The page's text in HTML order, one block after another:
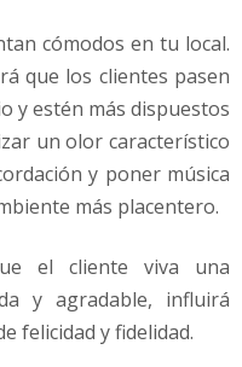
cómodos en tu local.
que los clientes pasen
y estén más dispuestos
un olor característico
y poner música
más placentero.
el cliente viva una
y agradable, influirá
felicidad y fidelidad.